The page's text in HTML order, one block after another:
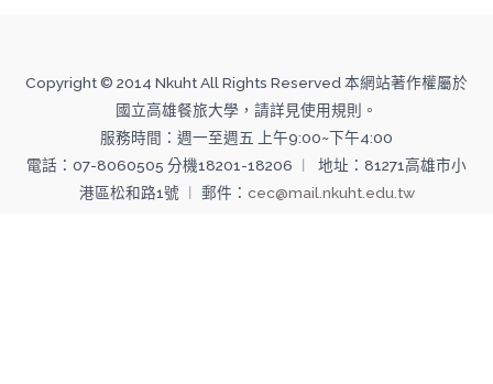
Copyright © 2014 Nkuht All Rights Reserved 本網站著作權屬於
國立高雄餐旅大學，請詳見使用規則。
服務時間：週一至週五 上午9:00~下午4:00
電話：07-8060505 分機18201-18206 ︱ 地址：81271高雄市小
港區松和路1號 ︱ 郵件： cec@mail.nkuht.edu.tw